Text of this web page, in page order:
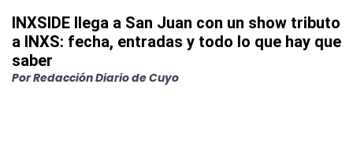
INXSIDE llega a San Juan con un show tributo
a INXS: fecha, entradas y todo lo que hay que
saber
PorRedacción Diario de Cuyo